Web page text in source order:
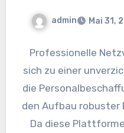
admin Mai 31,
Professionelle
sich zu einer
die
den Aufbau robuster
Da diese